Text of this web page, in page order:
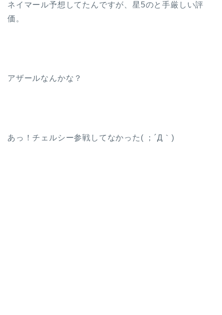
ネイマール予想してたんですが、星5のと手厳しい評
価。
アザールなんかな？
あっ！チェルシー参戦してなかった( ；´Д｀)